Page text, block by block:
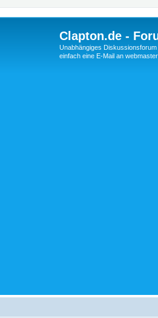
Clapton.de -
Unabhängiges
einfach eine E-Mail an